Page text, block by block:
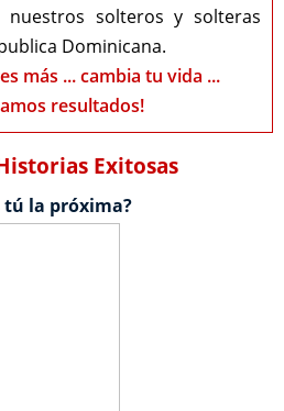
solteros y solteras
Dominicana.
más ... cambia tu vida ...
resultados!
Exitosas
tú la próxima?